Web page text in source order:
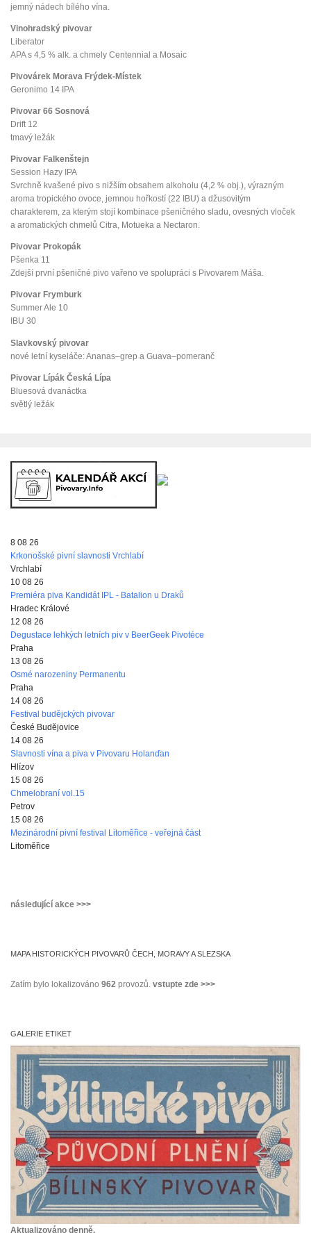
jemný nádech bílého vína.
Vinohradský pivovar
Liberator
APA s 4,5 % alk. a chmely Centennial a Mosaic
Pivovárek Morava Frýdek-Místek
Geronimo 14 IPA
Pivovar 66 Sosnová
Drift 12
tmavý ležák
Pivovar Falkenštejn
Session Hazy IPA
Svrchně kvašené pivo s nižším obsahem alkoholu (4,2 % obj.), výrazným
aroma tropického ovoce, jemnou hořkostí (22 IBU) a džusovitým
charakterem, za kterým stojí kombinace pšeničného sladu, ovesných vloček
a aromatických chmelů Citra, Motueka a Nectaron.
Pivovar Prokopák
Pšenka 11
Zdejší první pšeničné pivo vařeno ve spolupráci s Pivovarem Máša.
Pivovar Frymburk
Summer Ale 10
IBU 30
Slavkovský pivovar
nové letní kyseláče: Ananas–grep a Guava–pomeranč
Pivovar Lípák Česká Lípa
Bluesová dvanáctka
světlý ležák
8 08 26
Krkonošské pivní slavnosti Vrchlabí
Vrchlabí
10 08 26
Premiéra piva Kandidát IPL - Batalion u Draků
Hradec Králové
12 08 26
Degustace lehkých letních piv v BeerGeek Pivotéce
Praha
13 08 26
Osmé narozeniny Permanentu
Praha
14 08 26
Festival budějckých pivovar
České Budějovice
14 08 26
Slavnosti vína a piva v Pivovaru Holanďan
Hlízov
15 08 26
Chmelobraní vol.15
Petrov
15 08 26
Mezinárodní pivní festival Litoměřice - veřejná část
Litoměřice
následující akce >>>
MAPA HISTORICKÝCH PIVOVARŮ ČECH, MORAVY A SLEZSKA
Zatím bylo lokalizováno 962 provozů. vstupte zde >>>
GALERIE ETIKET
Aktualizováno denně.